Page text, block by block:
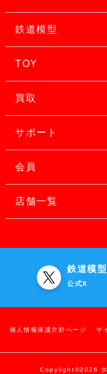
鉄道模型
TOY
買取
サポート
会員
店舗一覧
鉄道模型
公式X
個人情報保護方針ページ サ
Copylight©2026